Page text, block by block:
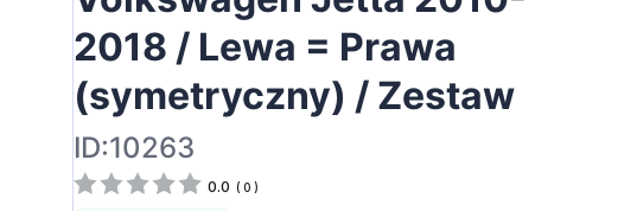
Magyar
Lietuvių
Hrvatski
2018 / Lewa = Prawa
(symetryczny) / Zestaw
ID:10263
0.0 ( 0 )